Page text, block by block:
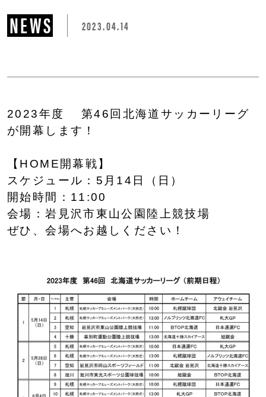
NEWS 2023.04.14
2023年度 第46回北海道サッカーリーグ
が開幕します！
【HOME開幕戦】
スケジュール：5月14日（日）
開始時間：11:00
会場：岩見沢市東山公園陸上競技場
ぜひ、会場へお越しください！